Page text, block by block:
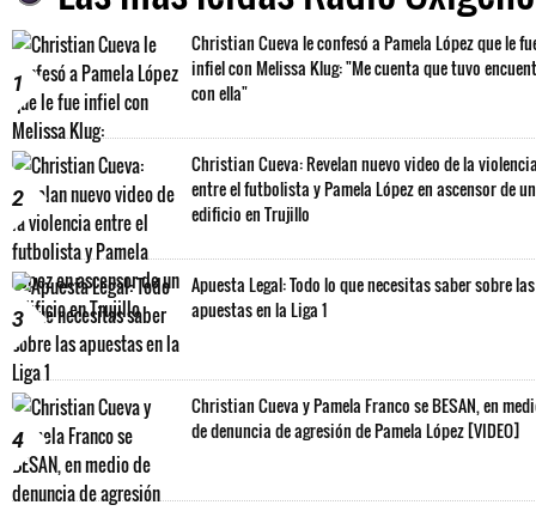
1
Christian Cueva le confesó a Pamela López que le
infiel con Melissa Klug: "Me cuenta que tuvo
con ella"
2
Christian Cueva: Revelan nuevo video de la
entre el futbolista y Pamela López en ascensor de un
edificio en Trujillo
3
Apuesta Legal: Todo lo que necesitas saber sobre las
apuestas en la Liga 1
4
Christian Cueva y Pamela Franco se BESAN, en
de denuncia de agresión de Pamela López [VIDEO]